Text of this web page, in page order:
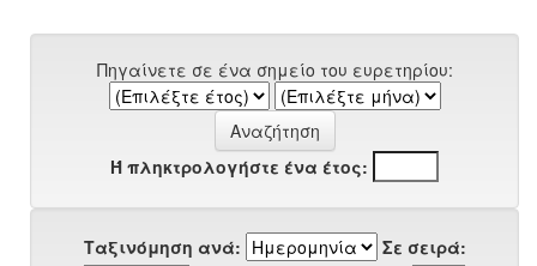
Πηγαίνετε σε ένα σημείο του ευρετηρίου:
Ή πληκτρολογήστε ένα έτος:
Ταξινόμηση ανά:
Σε σειρά: